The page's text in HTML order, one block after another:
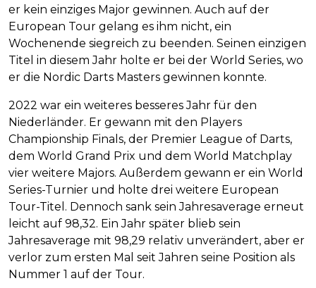
er kein einziges Major gewinnen. Auch auf der
European Tour gelang es ihm nicht, ein
Wochenende siegreich zu beenden. Seinen einzigen
Titel in diesem Jahr holte er bei der World Series, wo
er die Nordic Darts Masters gewinnen konnte.
2022 war ein weiteres besseres Jahr für den
Niederländer. Er gewann mit den Players
Championship Finals, der Premier League of Darts,
dem World Grand Prix und dem World Matchplay
vier weitere Majors. Außerdem gewann er ein World
Series-Turnier und holte drei weitere European
Tour-Titel. Dennoch sank sein Jahresaverage erneut
leicht auf 98,32. Ein Jahr später blieb sein
Jahresaverage mit 98,29 relativ unverändert, aber er
verlor zum ersten Mal seit Jahren seine Position als
Nummer 1 auf der Tour.